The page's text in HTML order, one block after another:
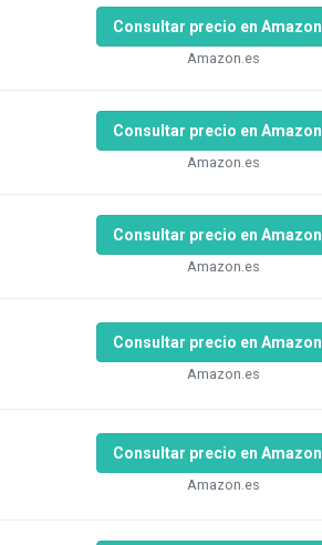
Consultar precio en Amazon
Amazon.es
Consultar precio en Amazon
Amazon.es
Consultar precio en Amazon
Amazon.es
Consultar precio en Amazon
Amazon.es
Consultar precio en Amazon
Amazon.es